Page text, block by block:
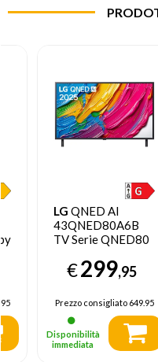
LG QNED AI
43QNED80A6B
TV Serie QNED80
HDR10, 20W, 3
HDMI con Game
Optimizer, Smart
TV WebOS 25
€299,95
Prezzo consigliato649.95
Disponibilità
immediata